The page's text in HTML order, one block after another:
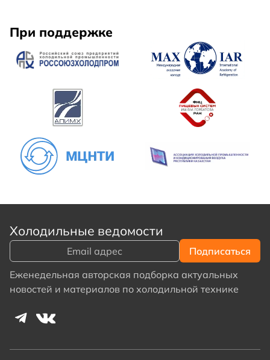
При поддержке
Холодильные ведомости
Еженедельная авторская подборка актуальных
новостей и материалов по холодильной технике